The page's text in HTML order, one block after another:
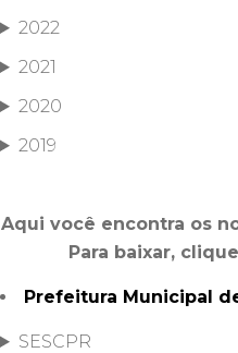
2022
2021
2020
2019
Aqui você encontra os
Para baixar,
Prefeitura Municipal
SESCPR